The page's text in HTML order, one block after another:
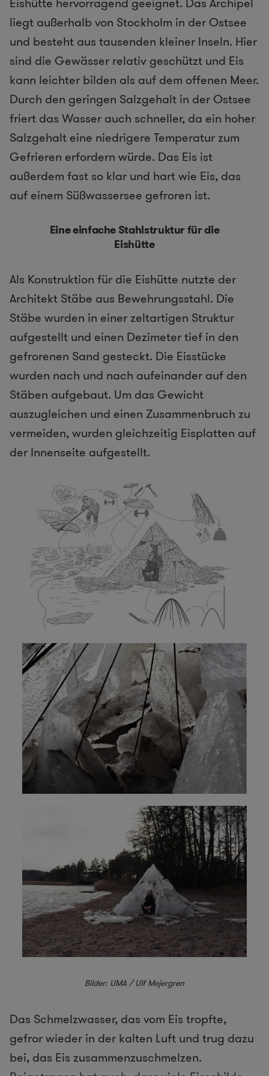
liegt außerhalb von Stockholm in der Ostsee
und besteht aus tausenden kleiner Inseln. Hier
sind die Gewässer relativ geschützt und Eis
kann leichter bilden als auf dem offenen Meer.
Durch den geringen Salzgehalt in der Ostsee
friert das Wasser auch schneller, da ein hoher
Salzgehalt eine niedrigere Temperatur zum
Gefrieren erfordern würde. Das Eis ist
außerdem fast so klar und hart wie Eis, das
auf einem Süßwassersee gefroren ist.
Eine einfache Stahlstruktur für die
Eishütte
Als Konstruktion für die Eishütte nutzte der
Architekt Stäbe aus Bewehrungsstahl. Die
Stäbe wurden in einer zeltartigen Struktur
aufgestellt und einen Dezimeter tief in den
gefrorenen Sand gesteckt. Die Eisstücke
wurden nach und nach aufeinander auf den
Stäben aufgebaut. Um das Gewicht
auszugleichen und einen Zusammenbruch zu
vermeiden, wurden gleichzeitig Eisplatten auf
der Innenseite aufgestellt.
Bilder: UMA / Ulf Mejergren
Das Schmelzwasser, das vom Eis tropfte,
gefror wieder in der kalten Luft und trug dazu
bei, das Eis zusammenzuschmelzen.